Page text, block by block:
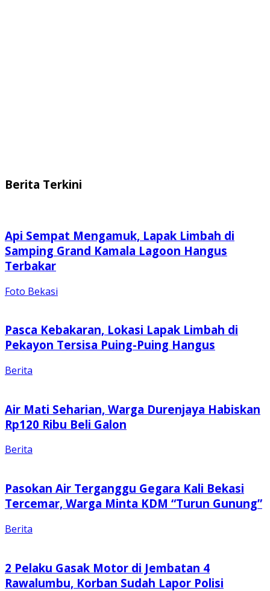
Berita Terkini
Api Sempat Mengamuk, Lapak Limbah di
Samping Grand Kamala Lagoon Hangus
Terbakar
Foto Bekasi
Pasca Kebakaran, Lokasi Lapak Limbah di
Pekayon Tersisa Puing-Puing Hangus
Berita
Air Mati Seharian, Warga Durenjaya Habiskan
Rp120 Ribu Beli Galon
Berita
Pasokan Air Terganggu Gegara Kali Bekasi
Tercemar, Warga Minta KDM “Turun Gunung”
Berita
2 Pelaku Gasak Motor di Jembatan 4
Rawalumbu, Korban Sudah Lapor Polisi